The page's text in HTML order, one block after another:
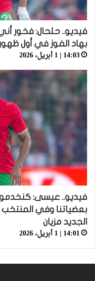
فيديو.. حلحال: فخور
بهاد الفوز في أول
14:03 | 1 أبريل، 2026
فيديو.. عيسى: كنخدمو
بعضياتنا وفي
الجديد مزيان
14:01 | 1 أبريل، 2026